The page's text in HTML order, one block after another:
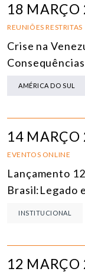
18 MARÇO
REUNIÕES RESTRITAS
Crise na
AMÉRICA DO SUL
14 MARÇO
EVENTOS ONLINE
Lançamento
Brasil:Legado
INSTITUCIONAL
12 MARÇO